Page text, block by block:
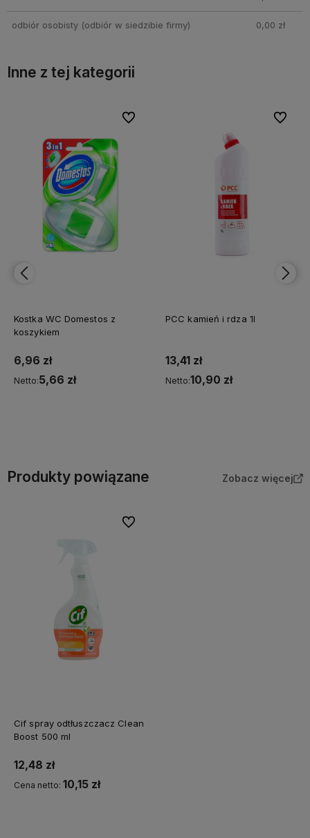
odbiór osobisty(odbiór w siedzibie firmy) 0,00 zł
Inne z tej kategorii
Kostka WC Domestos z
koszykiem
6,96 zł
Netto:5,66 zł
Do ulubionych
Do ulubionych
PCC kamień i rdza 1l
13,41 zł
Netto:10,90 zł
Do
Do
Produkty powiązane Zobacz więcej
Cif spray odtłuszczacz Clean
Boost 500 ml
12,48 zł
Cena netto: 10,15 zł
Do ulubionych